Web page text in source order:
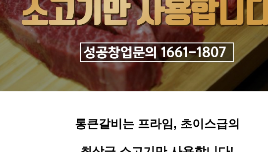
통큰갈비는 프라임, 초이스급의